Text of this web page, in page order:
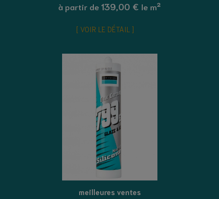
à partir de 139,00 € le m²
VOIR LE DÉTAIL
meilleures ventes